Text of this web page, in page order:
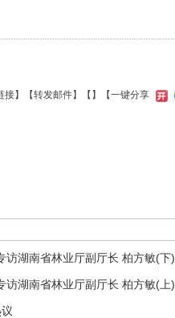
接】【转发邮件】【 】 【一键分享
访湖南省林业厅副厅长 柏方敏(下)
访湖南省林业厅副厅长 柏方敏(上)